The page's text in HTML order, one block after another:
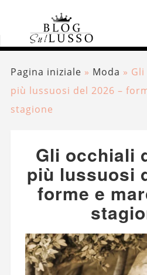
Pagina iniziale » Moda »
più lussuosi del 2026 –
stagione
Gli occhiali
più lussuosi
forme e